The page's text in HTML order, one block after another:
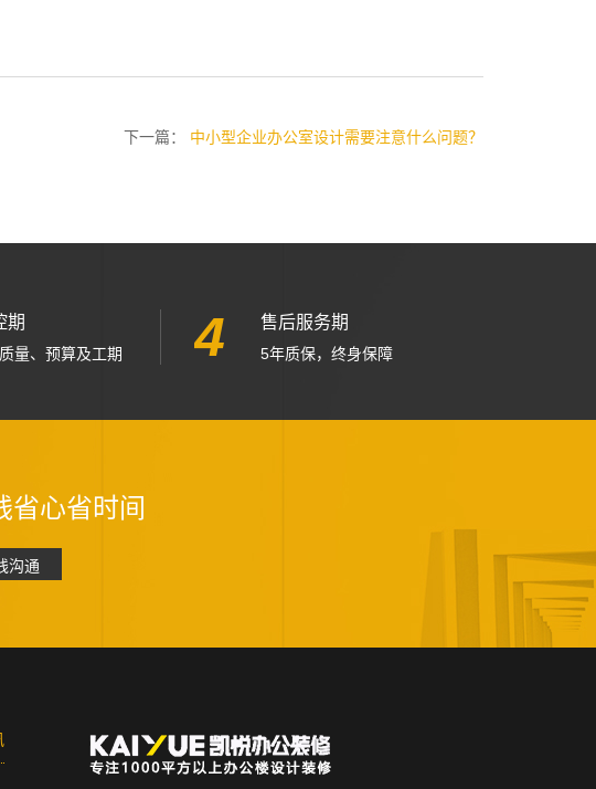
下一篇： 中小型企业办公室设计需要注意什么问题？
期
量、预算及工期 4 售后服务期
5年质保，终身保障
省心省时间
沟通